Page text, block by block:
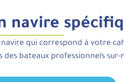
navire
qui correspond à votre
des bateaux professionnels sur-